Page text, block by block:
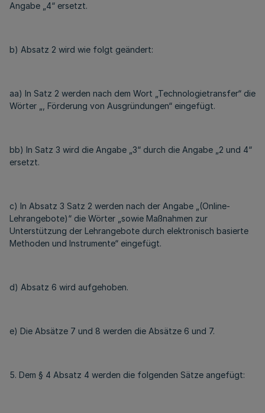
Angabe „4“ ersetzt.
b) Absatz 2 wird wie folgt geändert:
aa) In Satz 2 werden nach dem Wort „Technologietransfer“ die
Wörter „, Förderung von Ausgründungen“ eingefügt.
bb) In Satz 3 wird die Angabe „3“ durch die Angabe „2 und 4“
ersetzt.
c) In Absatz 3 Satz 2 werden nach der Angabe „(Online-
Lehrangebote)“ die Wörter „sowie Maßnahmen zur
Unterstützung der Lehrangebote durch elektronisch basierte
Methoden und Instrumente“ eingefügt.
d) Absatz 6 wird aufgehoben.
e) Die Absätze 7 und 8 werden die Absätze 6 und 7.
5. Dem § 4 Absatz 4 werden die folgenden Sätze angefügt: